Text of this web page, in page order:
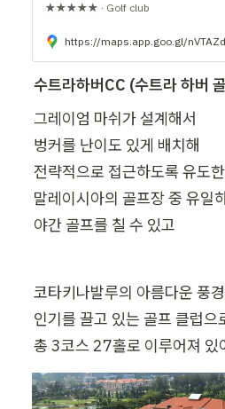
★★★★★ · Golf club
https://maps.app.goo.gl/
수트라하버CC (수트라 하버
그레이엄 마쉬가 설계해서
벙커를 난이도 있게 배치해
전략적으로 접근하도록 유도
말레이시아의 골프장 중 유일
야간 골프를 칠 수 있고
코타키나발루의 아름다운 풍
인기를 끌고 있는 골프 클럽으
총 3코스 27홀로 이루어져 있